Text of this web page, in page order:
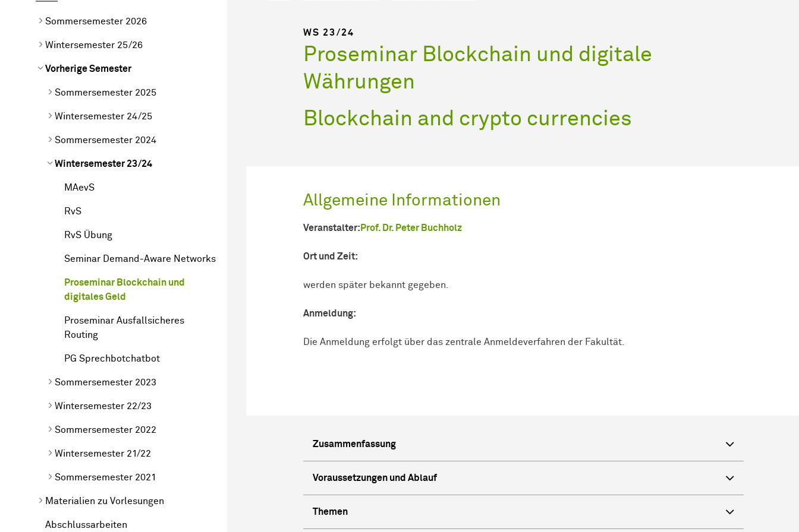
Sommersemester 2026
Wintersemester 25/26
Vorherige Semester
Sommersemester 2025
Wintersemester 24/25
Sommersemester 2024
Wintersemester 23/24
MAevS
RvS
RvS Übung
Seminar Demand-Aware Networks
Proseminar Blockchain und
digitales Geld
Proseminar Ausfallsicheres
Routing
PG Sprechbotchatbot
Sommersemester 2023
Wintersemester 22/23
Sommersemester 2022
Wintersemester 21/22
Sommersemester 2021
Materialien zu Vorlesungen
Abschlussarbeiten
WS 23/24
Proseminar Blockchain und digitale
Währungen
Blockchain and crypto currencies
Allgemeine Informationen
Veranstalter: Prof. Dr. Peter Buchholz
Ort und Zeit:
werden später bekannt gegeben.
Anmeldung:
Die Anmeldung erfolgt über das zentrale Anmeldeverfahren der Fakultät.
Zusammenfassung
Voraussetzungen und Ablauf
Themen